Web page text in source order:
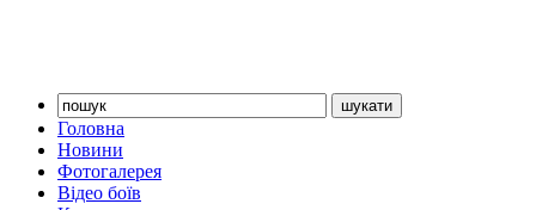
Головна
Новини
Фотогалерея
Відео боїв